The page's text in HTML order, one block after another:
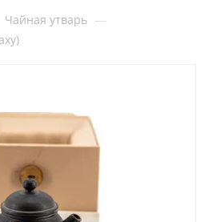
Чайная утварь —